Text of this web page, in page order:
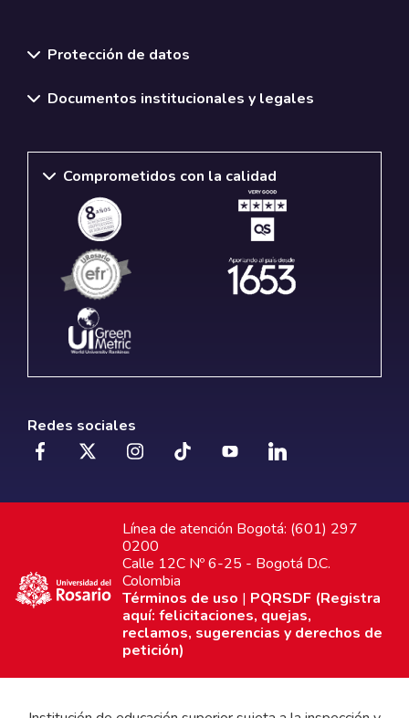
Protección de datos
Documentos institucionales y legales
Comprometidos con la calidad
Redes sociales
Línea de atención Bogotá: (601) 297
0200
Calle 12C Nº 6-25 - Bogotá D.C.
Colombia
Términos de uso | PQRSDF (Registra
aquí: felicitaciones, quejas,
reclamos, sugerencias y derechos de
petición)